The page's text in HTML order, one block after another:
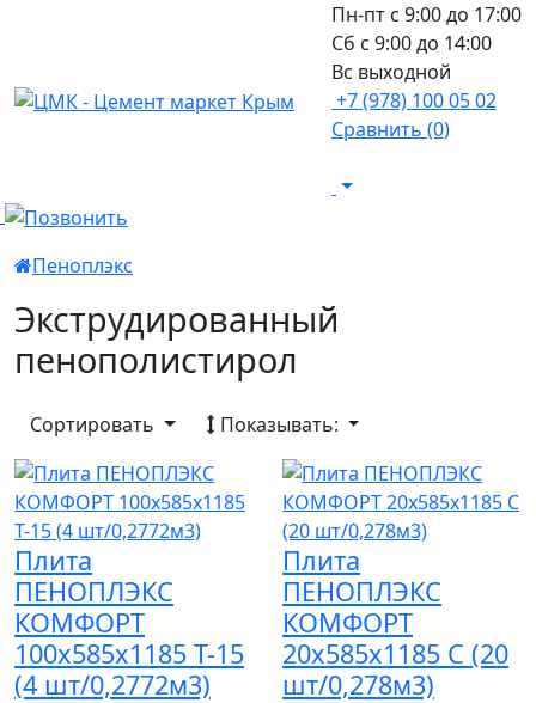
Пн-пт с 9:00 до 17:00
Сб с 9:00 до 14:00
Вс выходной
+7 (978) 100 05 02
Сравнить (0)
Пеноплэкс
Экструдированный
пенополистирол
Сортировать Показывать:
Плита
ПЕНОПЛЭКС
КОМФОРТ
100х585х1185 Т-15
(4 шт/0,2772м3)
Плита
ПЕНОПЛЭКС
КОМФОРТ
20х585х1185 С (20
шт/0,278м3)